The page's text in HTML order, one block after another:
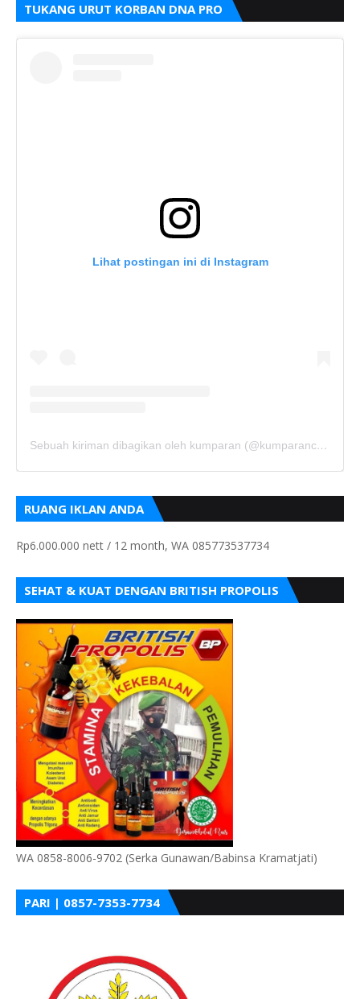
TUKANG URUT KORBAN DNA PRO
Lihat postingan ini di Instagram
Sebuah kiriman dibagikan oleh kumparan (@kumparancom)
RUANG IKLAN ANDA
Rp6.000.000 nett / 12 month, WA 085773537734
SEHAT & KUAT DENGAN BRITISH PROPOLIS
WA 0858-8006-9702 (Serka Gunawan/Babinsa Kramatjati)
PARI | 0857-7353-7734